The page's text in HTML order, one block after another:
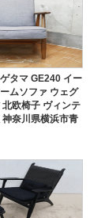
ゲタマ GE240 イー
ムソファ ウェグ
欧椅子 ヴィンテ
神奈川県横浜市青